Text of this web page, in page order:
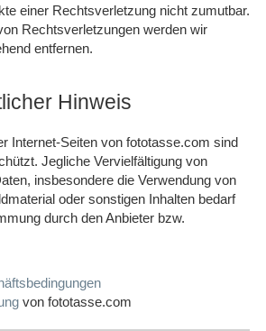
einer Rechtsverletzung nicht zumutbar.
Rechtsverletzungen werden wir
entfernen.
Hinweis
Internet-Seiten von fototasse.com sind
Jegliche Vervielfältigung von
insbesondere die Verwendung von
oder sonstigen Inhalten bedarf
durch den Anbieter bzw.
von fototasse.com